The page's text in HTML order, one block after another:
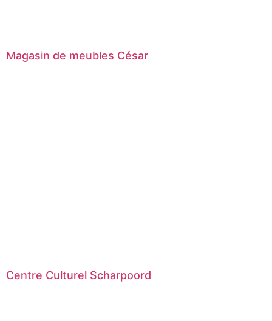
Magasin de meubles César
Centre Culturel Scharpoord